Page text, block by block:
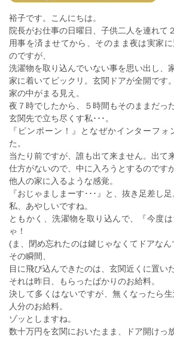
裕子です。こんにちは。
院長がお仕事の日曜日、子供二人を連れて
用事を済ませてから、そのまま夜は実家
のですが、
洗濯物を取り込んでいない事を思い出し、
家に着いてビックリ。玄関ドアが全開です。
家の中がまる見え。
夜７時でしたから、５時間もそのままだっ
玄関先で立ち尽くす私･･･。
『ピンポーン！』となぜかインターフ
た。
当たり前ですが、誰も出て来ません。出て
仕方がないので、中に入ろうとするのです
他人の家に入るような感覚。
『おじゃましまーす･･･』と、抜き足差し足
私、あやしいですね。
ともかく、洗濯物を取り込んで、『今度
ゃ！
(ま、閉め忘れたのは鍵じゃなくてドアな
その瞬間、
目に飛び込んできたのは、玄関近くに置い
それは昨日、もらったばかりのお給料。
決して多くはないですが、無くなったら
人分のお給料。
ゾッとしますね。
数十万円を玄関においたまま、ドア開けっ